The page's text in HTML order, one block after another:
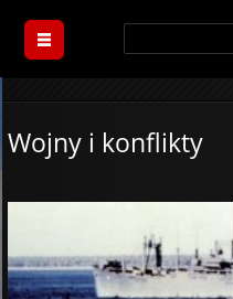
Wojny i konflikty